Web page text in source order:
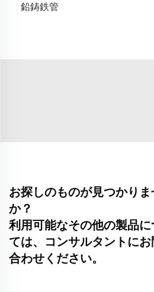
鉛鋳鉄管
お探しのものが見つかりま
か？
利用可能なその他の製品に
ては、コンサルタントにお
合わせください。